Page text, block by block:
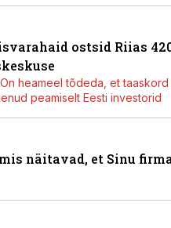
ostsid Riias
heameel tõdeda, et
peamiselt Eesti investorid
näitavad, et Sinu